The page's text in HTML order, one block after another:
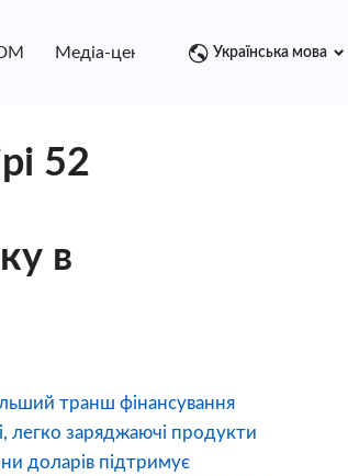
Медіа-центр контакт
Українська мова
52
в
транш фінансування
легко заряджаючі продукти
доларів підтримує